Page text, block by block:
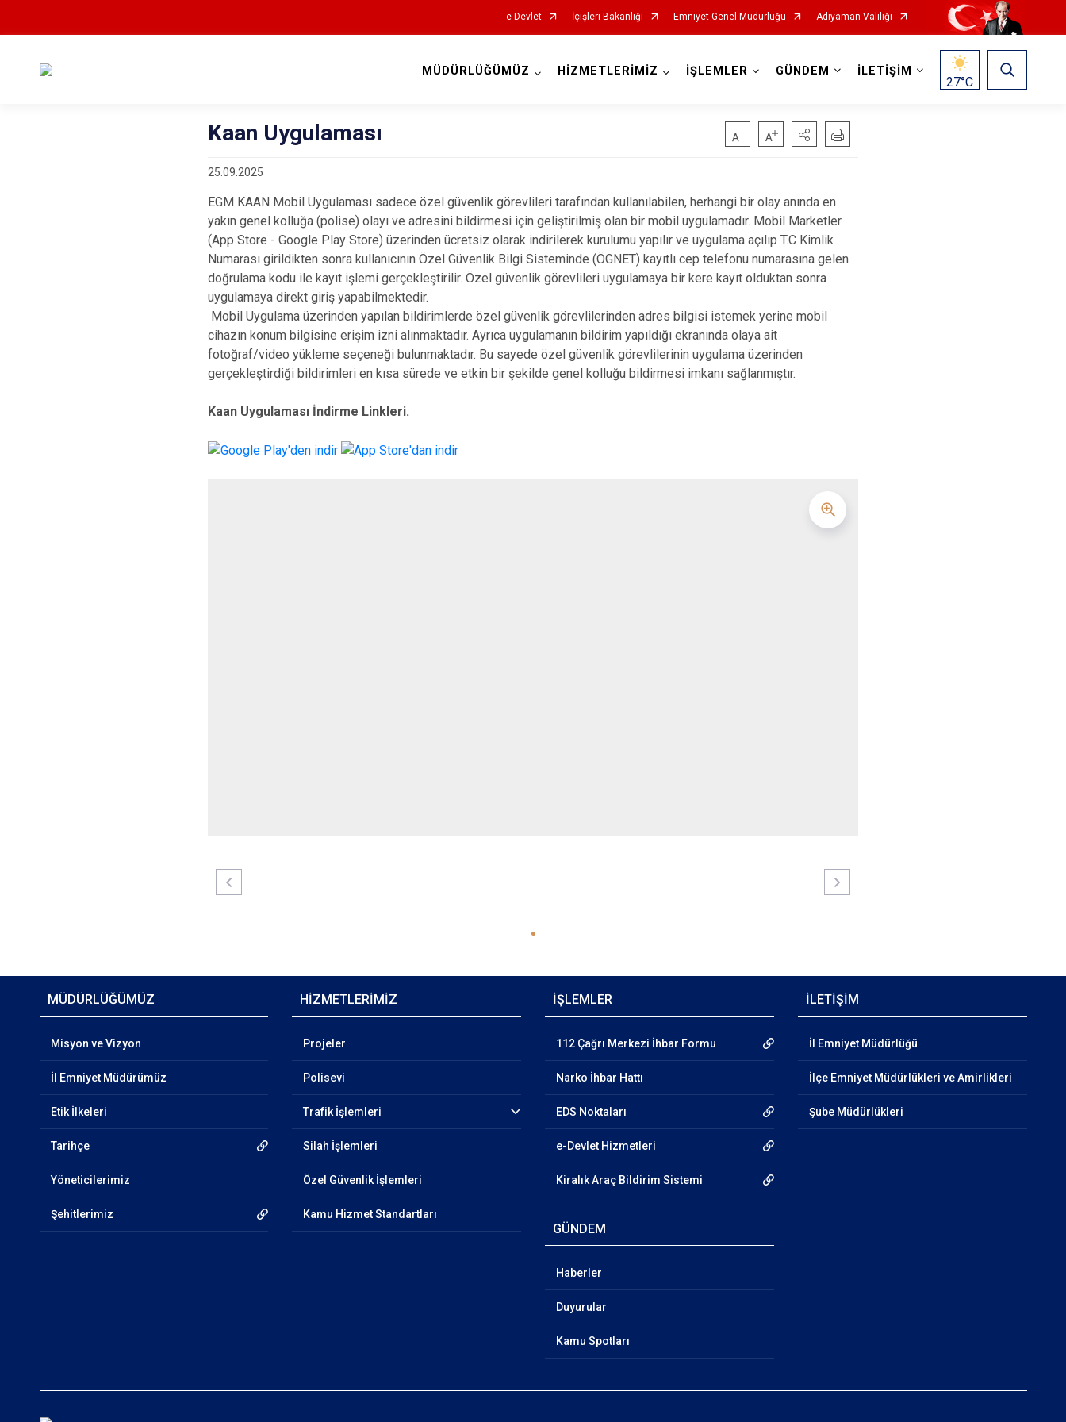
e-Devlet İçişleri Bakanlığı Emniyet Genel Müdürlüğü Adıyaman Valiliği
MÜDÜRLÜĞÜMÜZ HİZMETLERİMİZ İŞLEMLER GÜNDEM İLETİŞİM
27°C
Kaan Uygulaması
25.09.2025
EGM KAAN Mobil Uygulaması sadece özel güvenlik görevlileri tarafından kullanılabilen, herhangi bir olay anında en
yakın genel kolluğa (polise) olayı ve adresini bildirmesi için geliştirilmiş olan bir mobil uygulamadır. Mobil Marketler
(App Store - Google Play Store) üzerinden ücretsiz olarak indirilerek kurulumu yapılır ve uygulama açılıp T.C Kimlik
Numarası girildikten sonra kullanıcının Özel Güvenlik Bilgi Sisteminde (ÖGNET) kayıtlı cep telefonu numarasına gelen
doğrulama kodu ile kayıt işlemi gerçekleştirilir. Özel güvenlik görevlileri uygulamaya bir kere kayıt olduktan sonra
uygulamaya direkt giriş yapabilmektedir.
Mobil Uygulama üzerinden yapılan bildirimlerde özel güvenlik görevlilerinden adres bilgisi istemek yerine mobil
cihazın konum bilgisine erişim izni alınmaktadır. Ayrıca uygulamanın bildirim yapıldığı ekranında olaya ait
fotoğraf/video yükleme seçeneği bulunmaktadır. Bu sayede özel güvenlik görevlilerinin uygulama üzerinden
gerçekleştirdiği bildirimleri en kısa sürede ve etkin bir şekilde genel kolluğu bildirmesi imkanı sağlanmıştır.
Kaan Uygulaması İndirme Linkleri.
MÜDÜRLÜĞÜMÜZ
Misyon ve Vizyon
İl Emniyet Müdürümüz
Etik İlkeleri
Tarihçe
Yöneticilerimiz
Şehitlerimiz
HİZMETLERİMİZ
Projeler
Polisevi
Trafik İşlemleri
Silah İşlemleri
Özel Güvenlik İşlemleri
Kamu Hizmet Standartları
İŞLEMLER
112 Çağrı Merkezi İhbar Formu
Narko İhbar Hattı
EDS Noktaları
e-Devlet Hizmetleri
Kiralık Araç Bildirim Sistemi
GÜNDEM
Haberler
Duyurular
Kamu Spotları
İLETİŞİM
İl Emniyet Müdürlüğü
İlçe Emniyet Müdürlükleri ve Amirlikleri
Şube Müdürlükleri